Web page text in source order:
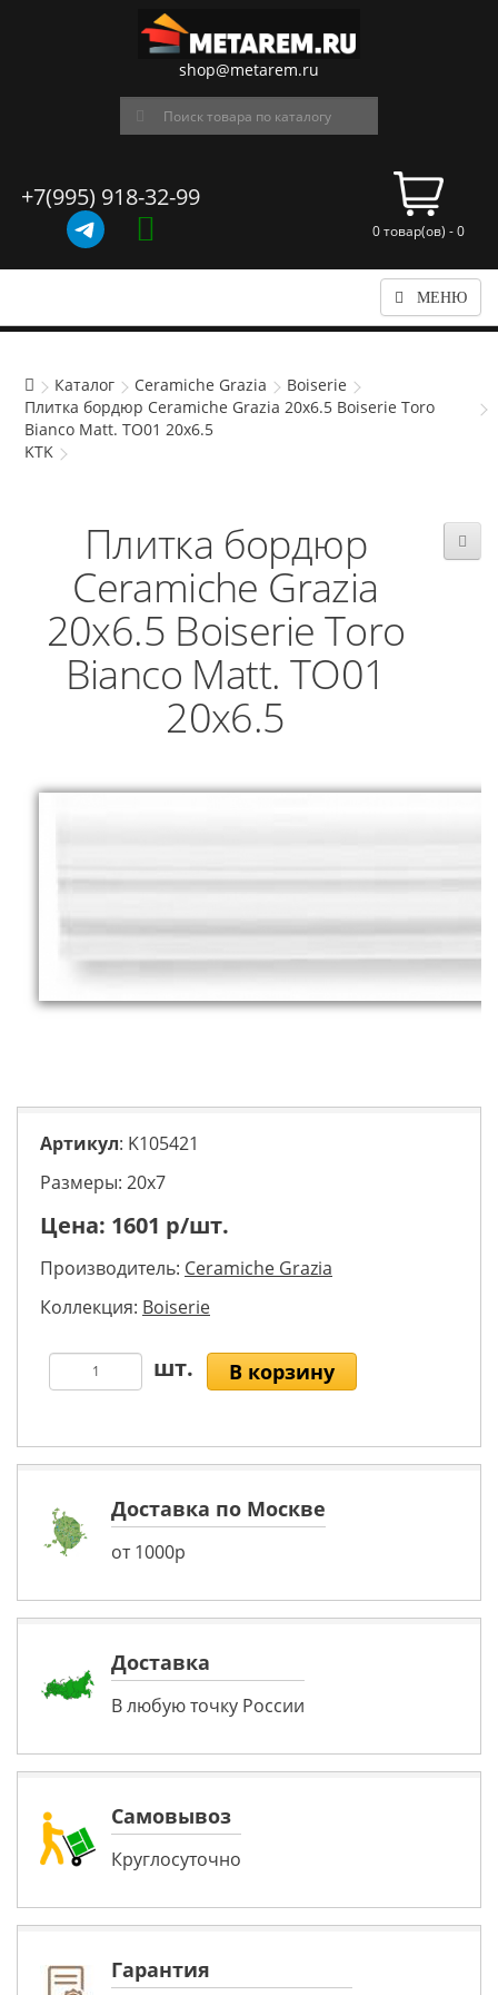
shop@metarem.ru
+7(995) 918-32-99
0 товар(ов) - 0
МЕНЮ
Каталог Ceramiche Grazia
Boiserie
Плитка бордюр Ceramiche Grazia 20x6.5 Boiserie Toro
Bianco Matt. TO01 20x6.5
KTK
Плитка бордюр
Ceramiche Grazia
20x6.5 Boiserie Toro
Bianco Matt. TO01
20x6.5
Артикул: K105421
Размеры: 20х7
Цена: 1601 р/шт.
Производитель: Ceramiche Grazia
Коллекция: Boiserie
В корзину
Доставка по Москве
от 1000р
Доставка
В любую точку России
Самовывоз
Круглосуточно
Гарантия